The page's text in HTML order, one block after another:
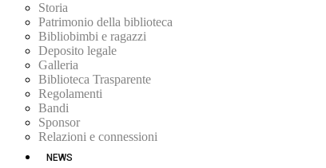
Storia
Patrimonio della biblioteca
Bibliobimbi e ragazzi
Deposito legale
Galleria
Biblioteca Trasparente
Regolamenti
Bandi
Sponsor
Relazioni e connessioni
NEWS